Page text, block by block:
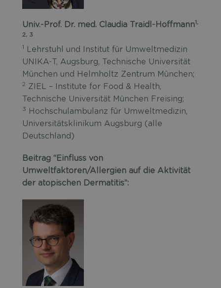
Univ.-Prof. Dr. med. Claudia Traidl-Hoffmann1,
2, 3
1
Lehrstuhl und Institut für Umweltmedizin
UNIKA-T, Augsburg, Technische Universität
München und Helmholtz Zentrum München;
2 ZIEL – Institute for Food & Health,
Technische Universität München Freising;
3
Hochschulambulanz für Umweltmedizin,
Universitätsklinikum Augsburg (alle
Deutschland)
Beitrag “Einfluss von
Umweltfaktoren/Allergien auf die Aktivität
der atopischen Dermatitis”: